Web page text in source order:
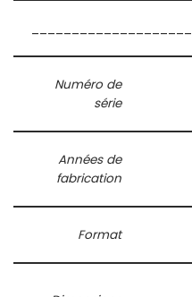
Numéro de
série
Années de
fabrication
Format